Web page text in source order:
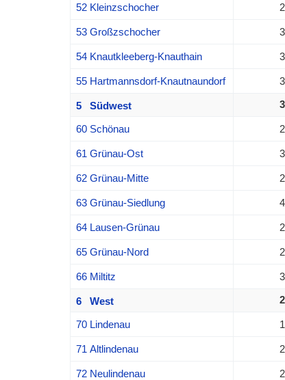
52 Kleinzschocher
53 Großzschocher
54 Knautkleeberg-Knauthain
55 Hartmannsdorf-Knautnaundorf
5 Südwest
60 Schönau
61 Grünau-Ost
62 Grünau-Mitte
63 Grünau-Siedlung
64 Lausen-Grünau
65 Grünau-Nord
66 Miltitz
6 West
70 Lindenau
71 Altlindenau
72 Neulindenau